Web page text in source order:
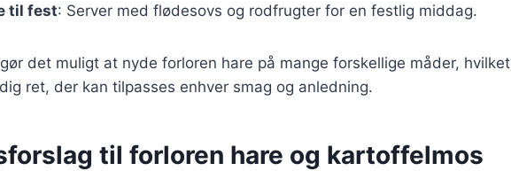
til fest: Server med flødesovs og rodfrugter for en festlig middag.
det muligt at nyde forloren hare på mange forskellige måder, hvilket
ret, der kan tilpasses enhver smag og anledning.
til forloren hare og kartoffelmos